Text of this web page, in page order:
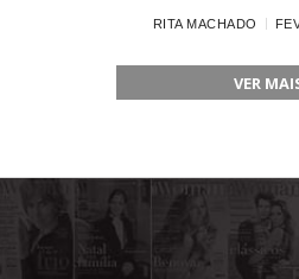
RITA MACHADO
VER